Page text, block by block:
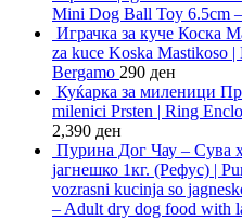
Mini Dog Ball Toy 6.5cm
Играчка за куче Коска
za kuce Koska Mastikoso
Bergamo 290 ден
Куќарка за миленици
milenici Prsten | Ring
2,390 ден
Пурина Дог Чау – Сува
јагнешко 1кг. (Рефус) |
vozrasni kucinja so
– Adult dry dog food with